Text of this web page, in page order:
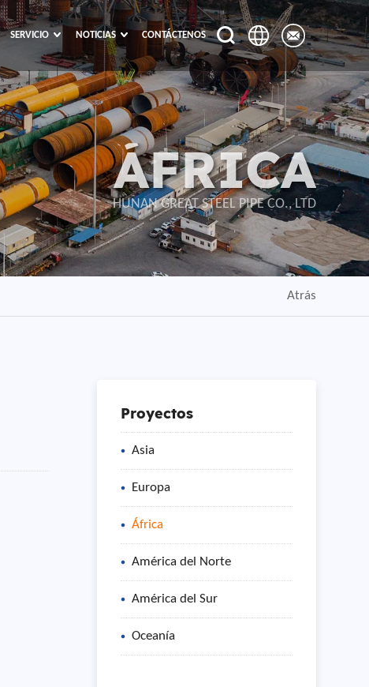
SERVICIO NOTICIAS CONTÁCTENOS
ÁFRICA
HUNAN GREAT STEEL PIPE CO., LTD
Atrás
Proyectos
Asia
Europa
África
América del Norte
América del Sur
Oceanía